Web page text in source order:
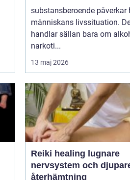
substansberoende påverkar
människans livssituation.
handlar sällan bara om
narkoti...
13 maj 2026
Reiki healing lugnare
nervsystem och
återhämtning